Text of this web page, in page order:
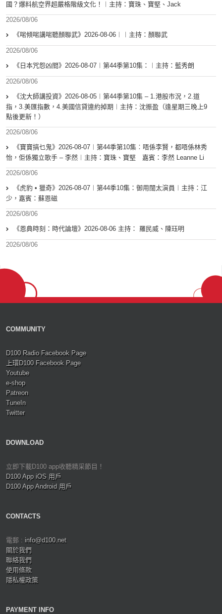
國？爆料航空界超嚴格階級文化！︱主持：寶珠、寶堅、Jack
2026/08/06
《啱傾啱講啱聽顏聯武》2026-08-06︱︱主持：顏聯武
2026/08/06
《日本咒怨凶間》2026-08-07︱第44季第10集：︱主持：藍秀朗
2026/08/06
《沈大師講投資》2026-08-05︱第44季第10集 – 1.港股市況，2.道
指，3.美匯指數，4.美國信貸違約掉期︱主持：沈振盈（逢星期三晚上9
點後更新！）
2026/08/06
《寶寶搞乜鬼》2026-08-07︱第44季第10集︰唔係李賢，都唔係林秀
怡，佢係獨立歌手 – 李然︱主持：寶珠、寶堅 嘉賓：李然 Leanne Li
2026/08/06
《虎豹 • 獵奇》2026-08-07︱第44季10集：御用闊太演員︱主持：江
少，嘉賓：蘇恩磁
2026/08/06
《恩典時刻：時代論壇》2026-08-06 主持： 羅民威、陳珏明
2026/08/06
COMMUNITY
D100 Radio Facebook Page
上環D100 Facebook Page
Youtube
e-shop
Patreon
TuneIn
Twitter
DOWNLOAD
立即下載D100 app收聽精采節目！
D100 App iOS 用戶
D100 App Android 用戶
CONTACTS
電郵 : info@d100.net
關於我們
聯絡我們
使用條款
隱私權政策
PAYMENT INFO